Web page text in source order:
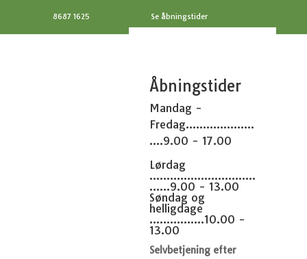
8687 1625 Se åbningstider
Åbningstider
Mandag -
Fredag....................
....9.00 - 17.00
Lørdag
...............................
......9.00 - 13.00
Søndag og
helligdage
................10.00 -
13.00
Selvbetjening efter